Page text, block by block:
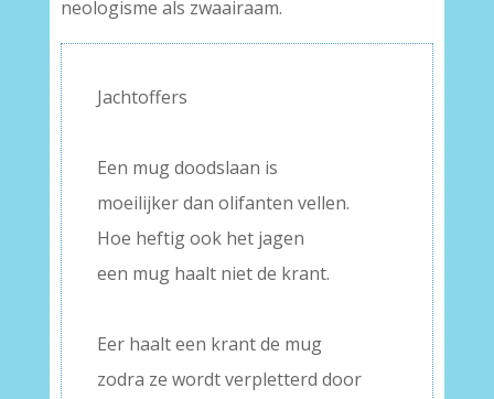
neologisme als zwaairaam.
Jachtoffers
Een mug doodslaan is
moeilijker dan olifanten vellen.
Hoe heftig ook het jagen
een mug haalt niet de krant.
Eer haalt een krant de mug
zodra ze wordt verpletterd door